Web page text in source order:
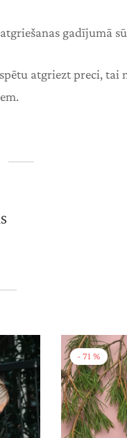
atgriešanas gadījumā
atgriezt preci,
- 71 %